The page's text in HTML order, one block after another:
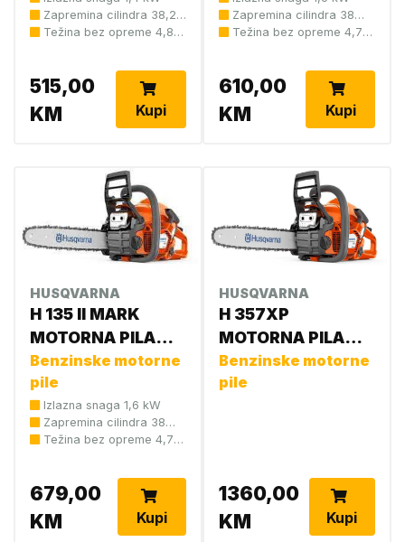
Zapremina 31,8 cm3
Zapremina 55,5
Zapremina 59,0
Zapremina 72,2 cm 3
Zapremina cm3 6,2
Zapremina cm3 91,1
Zapremina:59,0 cm3
Zapremina cilindra 38,2
cm3
Težina bez opreme 4,85
515,00
KM
Kupi
Zapremina cilindra 38
cm3
Težina bez opreme 4,7
610,00
KM
Kupi
HUSQVARNA
H 135 II MARK
MOTORNA PILA
967861814
Benzinske motorne
pile
Izlazna snaga 1,6 kW
Zapremina cilindra 38
cm3
Težina bez opreme 4,7
679,00
KM
Kupi
HUSQVARNA
H 357XP
MOTORNA PILA
9655502-06
Benzinske motorne
pile
1360,00
KM
Kupi